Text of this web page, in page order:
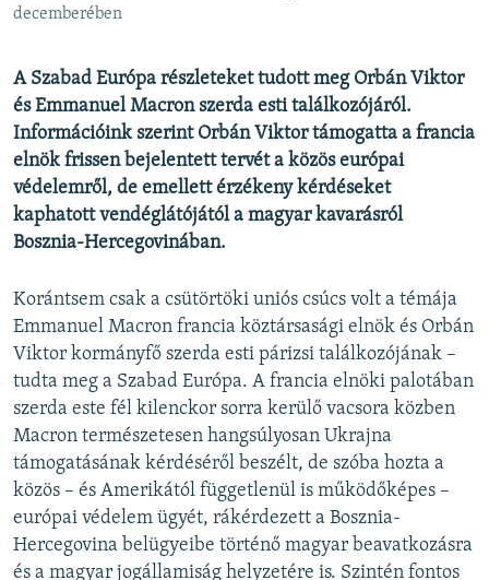
Valamennyi RFE/RL weboldal
decemberében
A Szabad Európa részleteket tudott meg Orbán Viktor
és Emmanuel Macron szerda esti találkozójáról.
Információink szerint Orbán Viktor támogatta a francia
elnök frissen bejelentett tervét a közös európai
védelemről, de emellett érzékeny kérdéseket
kaphatott vendéglátójától a magyar kavarásról
Bosznia-Hercegovinában.
Korántsem csak a csütörtöki uniós csúcs volt a témája
Emmanuel Macron francia köztársasági elnök és Orbán
Viktor kormányfő szerda esti párizsi találkozójának –
tudta meg a Szabad Európa. A francia elnöki palotában
szerda este fél kilenckor sorra kerülő vacsora közben
Macron természetesen hangsúlyosan Ukrajna
támogatásának kérdéséről beszélt, de szóba hozta a
közös – és Amerikától függetlenül is működőképes –
európai védelem ügyét, rákérdezett a Bosznia-
Hercegovina belügyeibe történő magyar beavatkozásra
és a magyar jogállamiság helyzetére is. Szintén fontos